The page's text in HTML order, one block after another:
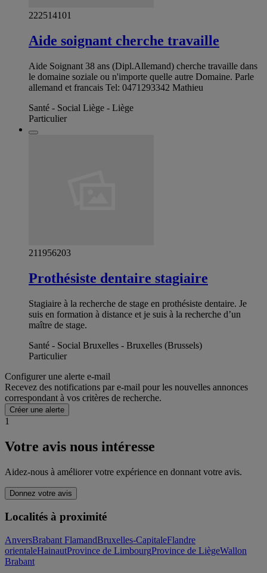
222514101
Aide soignant cherche travaille
Aide Soignant 38 ans (Dipl.Allemand) cherche travaille dans
le domaine soziale ou n'importe quelle autre Domaine. Parle
allemand et francais Tel: 0471293342 Mathieu
Santé - Social Liège - Liège
Particulier
211956203
Prothésiste dentaire stagiaire
Stagiaire à la recherche de stage en prothésiste dentaire. Je
suis en formation à distance et je suis à la recherche d’un
maître de stage.
Santé - Social Bruxelles - Bruxelles (Brussels)
Particulier
Configurer une alerte e-mail
Recevez des notifications par e-mail pour les nouvelles annonces
correspondant à vos critères de recherche.
Créer une alerte
1
Votre avis nous intéresse
Aidez-nous à améliorer votre expérience en donnant votre avis.
Donnez votre avis
Localités à proximité
AnversBrabant FlamandBruxelles-CapitaleFlandre
orientaleHainautProvince de LimbourgProvince de LiègeWallon
Brabant